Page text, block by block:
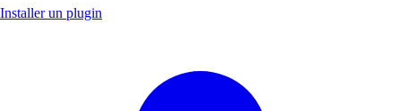
Installer un plugin